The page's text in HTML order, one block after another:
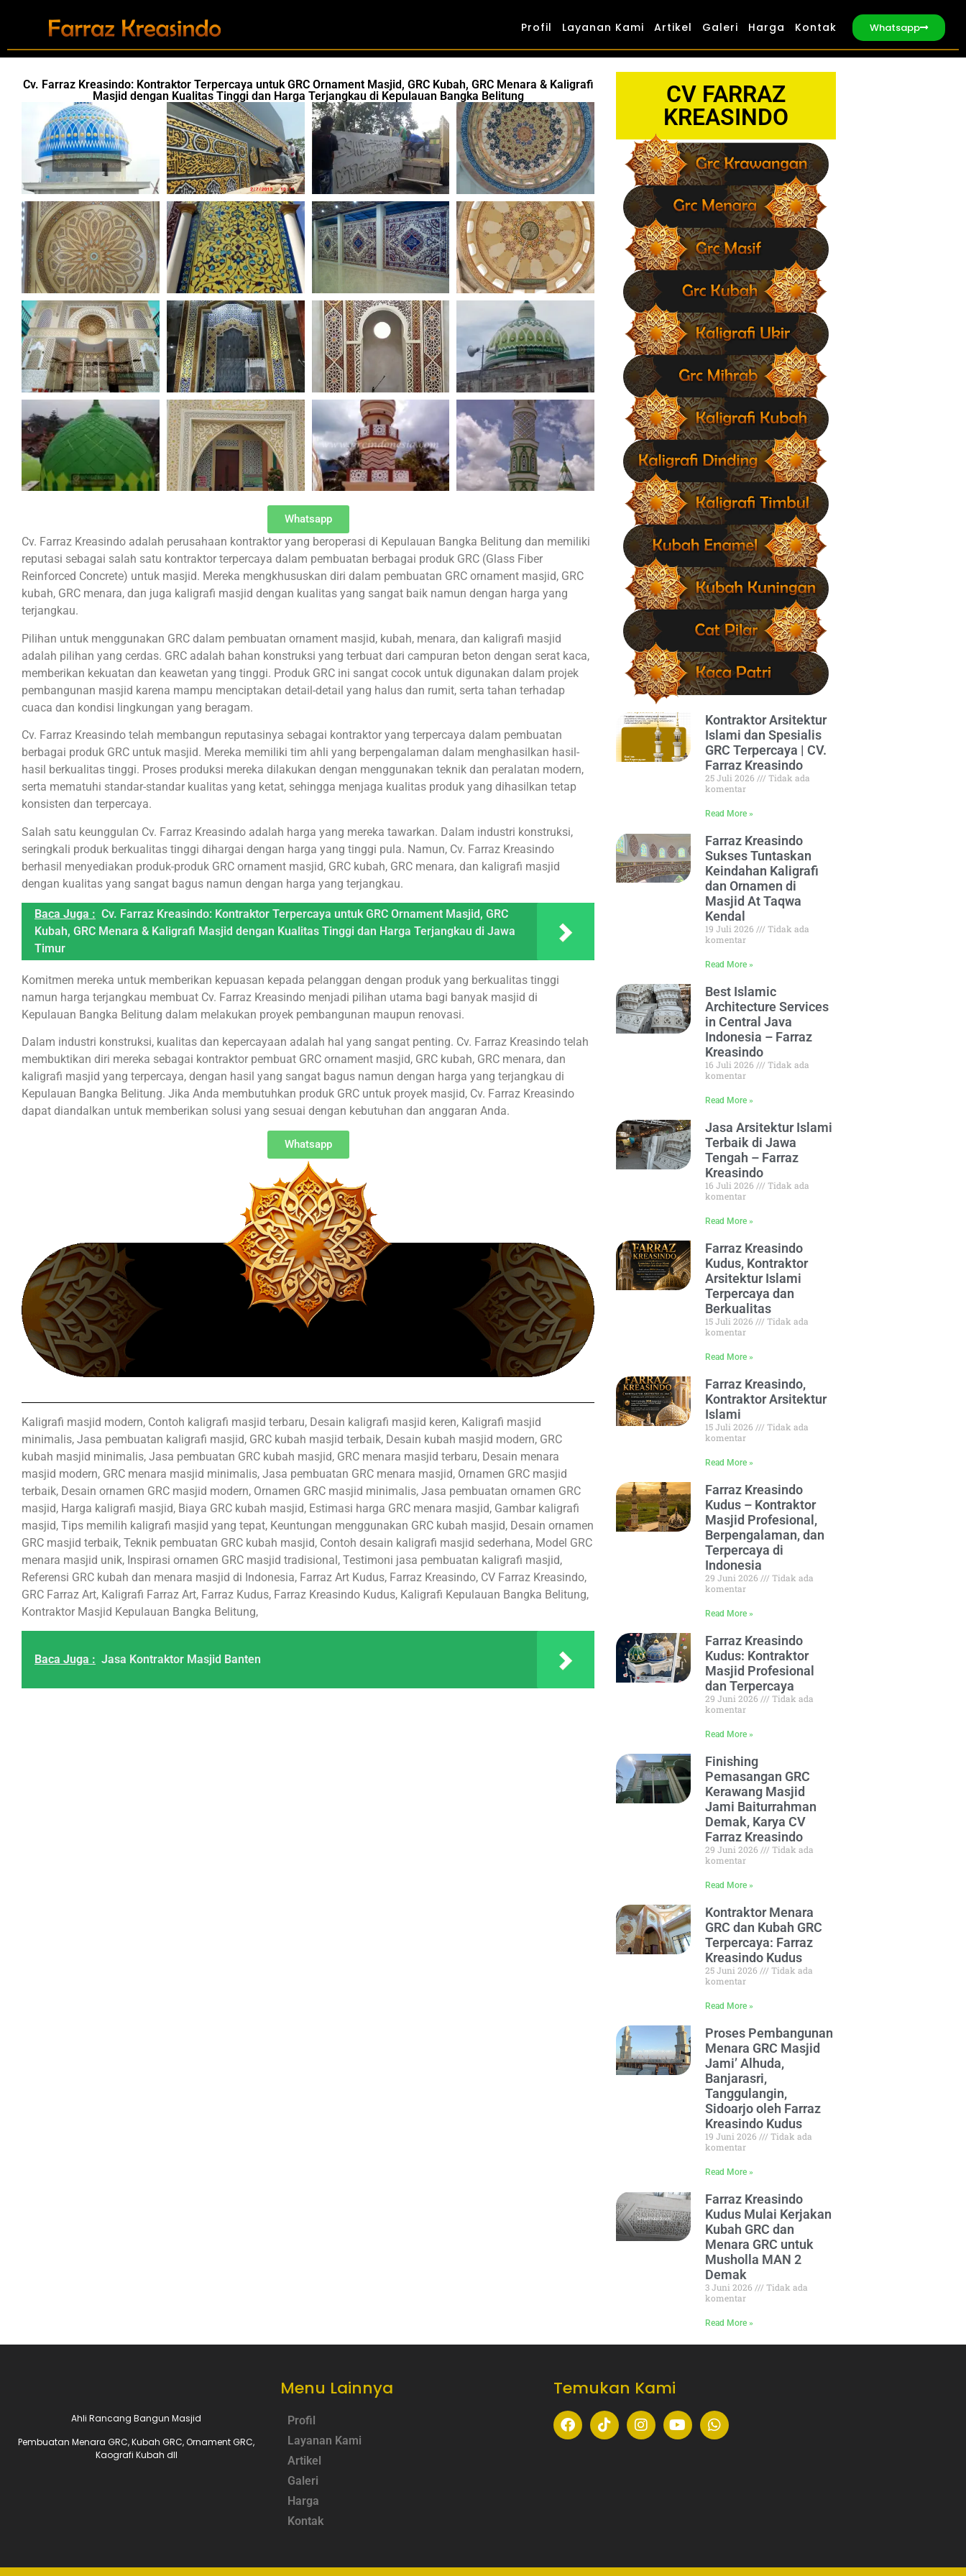
Profil Layanan Kami Artikel Galeri Harga Kontak Whatsapp
Cv. Farraz Kreasindo: Kontraktor Terpercaya untuk GRC Ornament Masjid, GRC Kubah, GRC Menara & Kaligrafi
Masjid dengan Kualitas Tinggi dan Harga Terjangkau di Kepulauan Bangka Belitung
Whatsapp
Cv. Farraz Kreasindo adalah perusahaan kontraktor yang beroperasi di Kepulauan Bangka Belitung dan memiliki
reputasi sebagai salah satu kontraktor terpercaya dalam pembuatan berbagai produk GRC (Glass Fiber
Reinforced Concrete) untuk masjid. Mereka mengkhususkan diri dalam pembuatan GRC ornament masjid, GRC
kubah, GRC menara, dan juga kaligrafi masjid dengan kualitas yang sangat baik namun dengan harga yang
terjangkau.
Pilihan untuk menggunakan GRC dalam pembuatan ornament masjid, kubah, menara, dan kaligrafi masjid
adalah pilihan yang cerdas. GRC adalah bahan konstruksi yang terbuat dari campuran beton dengan serat kaca,
memberikan kekuatan dan keawetan yang tinggi. Produk GRC ini sangat cocok untuk digunakan dalam projek
pembangunan masjid karena mampu menciptakan detail-detail yang halus dan rumit, serta tahan terhadap
cuaca dan kondisi lingkungan yang beragam.
Cv. Farraz Kreasindo telah membangun reputasinya sebagai kontraktor yang terpercaya dalam pembuatan
berbagai produk GRC untuk masjid. Mereka memiliki tim ahli yang berpengalaman dalam menghasilkan hasil-
hasil berkualitas tinggi. Proses produksi mereka dilakukan dengan menggunakan teknik dan peralatan modern,
serta mematuhi standar-standar kualitas yang ketat, sehingga menjaga kualitas produk yang dihasilkan tetap
konsisten dan terpercaya.
Salah satu keunggulan Cv. Farraz Kreasindo adalah harga yang mereka tawarkan. Dalam industri konstruksi,
seringkali produk berkualitas tinggi dihargai dengan harga yang tinggi pula. Namun, Cv. Farraz Kreasindo
berhasil menyediakan produk-produk GRC ornament masjid, GRC kubah, GRC menara, dan kaligrafi masjid
dengan kualitas yang sangat bagus namun dengan harga yang terjangkau.
Baca Juga : Cv. Farraz Kreasindo: Kontraktor Terpercaya untuk GRC Ornament Masjid, GRC
Kubah, GRC Menara & Kaligrafi Masjid dengan Kualitas Tinggi dan Harga Terjangkau di Jawa
Timur
Komitmen mereka untuk memberikan kepuasan kepada pelanggan dengan produk yang berkualitas tinggi
namun harga terjangkau membuat Cv. Farraz Kreasindo menjadi pilihan utama bagi banyak masjid di
Kepulauan Bangka Belitung dalam melakukan proyek pembangunan maupun renovasi.
Dalam industri konstruksi, kualitas dan kepercayaan adalah hal yang sangat penting. Cv. Farraz Kreasindo telah
membuktikan diri mereka sebagai kontraktor pembuat GRC ornament masjid, GRC kubah, GRC menara, dan
kaligrafi masjid yang terpercaya, dengan hasil yang sangat bagus namun dengan harga yang terjangkau di
Kepulauan Bangka Belitung. Jika Anda membutuhkan produk GRC untuk proyek masjid, Cv. Farraz Kreasindo
dapat diandalkan untuk memberikan solusi yang sesuai dengan kebutuhan dan anggaran Anda.
Whatsapp
Kaligrafi masjid modern, Contoh kaligrafi masjid terbaru, Desain kaligrafi masjid keren, Kaligrafi masjid
minimalis, Jasa pembuatan kaligrafi masjid, GRC kubah masjid terbaik, Desain kubah masjid modern, GRC
kubah masjid minimalis, Jasa pembuatan GRC kubah masjid, GRC menara masjid terbaru, Desain menara
masjid modern, GRC menara masjid minimalis, Jasa pembuatan GRC menara masjid, Ornamen GRC masjid
terbaik, Desain ornamen GRC masjid modern, Ornamen GRC masjid minimalis, Jasa pembuatan ornamen GRC
masjid, Harga kaligrafi masjid, Biaya GRC kubah masjid, Estimasi harga GRC menara masjid, Gambar kaligrafi
masjid, Tips memilih kaligrafi masjid yang tepat, Keuntungan menggunakan GRC kubah masjid, Desain ornamen
GRC masjid terbaik, Teknik pembuatan GRC kubah masjid, Contoh desain kaligrafi masjid sederhana, Model GRC
menara masjid unik, Inspirasi ornamen GRC masjid tradisional, Testimoni jasa pembuatan kaligrafi masjid,
Referensi GRC kubah dan menara masjid di Indonesia, Farraz Art Kudus, Farraz Kreasindo, CV Farraz Kreasindo,
GRC Farraz Art, Kaligrafi Farraz Art, Farraz Kudus, Farraz Kreasindo Kudus, Kaligrafi Kepulauan Bangka Belitung,
Kontraktor Masjid Kepulauan Bangka Belitung,
Baca Juga : Jasa Kontraktor Masjid Banten
CV FARRAZ
KREASINDO
Kontraktor Arsitektur
Islami dan Spesialis
GRC Terpercaya | CV.
Farraz Kreasindo
25 Juli 2026
Tidak ada
komentar
Read More »
Farraz Kreasindo
Sukses Tuntaskan
Keindahan Kaligrafi
dan Ornamen di
Masjid At Taqwa
Kendal
19 Juli 2026
Tidak ada
komentar
Read More »
Best Islamic
Architecture Services
in Central Java
Indonesia – Farraz
Kreasindo
16 Juli 2026
Tidak ada
komentar
Read More »
Jasa Arsitektur Islami
Terbaik di Jawa
Tengah – Farraz
Kreasindo
16 Juli 2026
Tidak ada
komentar
Read More »
Farraz Kreasindo
Kudus, Kontraktor
Arsitektur Islami
Terpercaya dan
Berkualitas
15 Juli 2026
Tidak ada
komentar
Read More »
Farraz Kreasindo,
Kontraktor Arsitektur
Islami
15 Juli 2026
Tidak ada
komentar
Read More »
Farraz Kreasindo
Kudus – Kontraktor
Masjid Profesional,
Berpengalaman, dan
Terpercaya di
Indonesia
29 Juni 2026
Tidak ada
komentar
Read More »
Farraz Kreasindo
Kudus: Kontraktor
Masjid Profesional
dan Terpercaya
29 Juni 2026
Tidak ada
komentar
Read More »
Finishing
Pemasangan GRC
Kerawang Masjid
Jami Baiturrahman
Demak, Karya CV
Farraz Kreasindo
29 Juni 2026
Tidak ada
komentar
Read More »
Kontraktor Menara
GRC dan Kubah GRC
Terpercaya: Farraz
Kreasindo Kudus
25 Juni 2026
Tidak ada
komentar
Read More »
Proses Pembangunan
Menara GRC Masjid
Jami’ Alhuda,
Banjarasri,
Tanggulangin,
Sidoarjo oleh Farraz
Kreasindo Kudus
19 Juni 2026
Tidak ada
komentar
Read More »
Farraz Kreasindo
Kudus Mulai Kerjakan
Kubah GRC dan
Menara GRC untuk
Musholla MAN 2
Demak
3 Juni 2026
Tidak ada
komentar
Read More »
Ahli Rancang Bangun Masjid
Pembuatan Menara GRC, Kubah GRC, Ornament GRC,
Kaografi Kubah dll
Menu Lainnya
Profil
Layanan Kami
Artikel
Galeri
Harga
Kontak
Temukan Kami